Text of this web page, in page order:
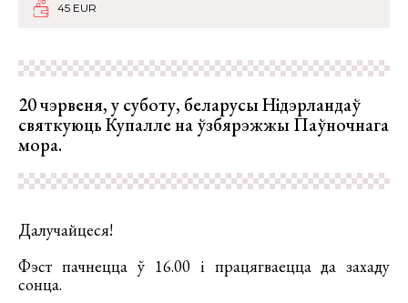
45 EUR
20 чэрвеня, у суботу, беларусы Нідэрландаў
святкуюць Купалле на ўзбярэжжы Паўночнага
мора.
Далучайцеся!
Фэст пачнецца ў 16.00 і працягваецца да захаду
сонца.